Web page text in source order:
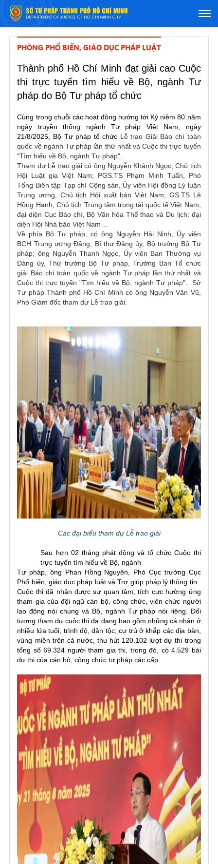
PHÒNG PHỔ BIẾN, GIÁO DỤC PHÁP LUẬT
Thành phố Hồ Chí Minh đạt giải cao Cuộc
thi trực tuyến tìm hiểu về Bộ, ngành Tư
pháp do Bộ Tư pháp tổ chức
Cùng trong chuỗi các hoạt động hướng tới Kỷ niệm 80 năm
ngày truyền thống ngành Tư pháp Việt Nam, ngày
21/8/2025, Bộ Tư pháp tổ chức Lễ trao Giải Báo chí toàn
quốc về ngành Tư pháp lần thứ nhất và Cuộc thi trực tuyến
"Tìm hiểu về Bộ, ngành Tư pháp".
Tham dự Lễ trao giải có ông Nguyễn Khánh Ngọc, Chủ tịch
Hội Luật gia Việt Nam; PGS.TS Phạm Minh Tuấn, Phó
Tổng Biên tập Tạp chí Cộng sản, Ủy viên Hội đồng Lý luận
Trung ương, Chủ tịch Hội xuất bản Việt Nam; GS.TS Lê
Hồng Hạnh, Chủ tịch Trung tâm trọng tài quốc tế Việt Nam;
đại diện Cục Báo chí, Bộ Văn hóa Thể thao và Du lịch; đại
diện Hội Nhà báo Việt Nam…
Về phía Bộ Tư pháp, có ông Nguyễn Hải Ninh, Ủy viên
BCH Trung ương Đảng, Bí thư Đảng ủy, Bộ trưởng Bộ Tư
pháp; ông Nguyễn Thanh Ngọc, Ủy viên Ban Thường vụ
Đảng ủy, Thứ trưởng Bộ Tư pháp, Trưởng Ban Tổ chức
giải Báo chí toàn quốc về ngành Tư pháp lần thứ nhất và
Cuộc thi trực tuyến "Tìm hiểu về Bộ, ngành Tư pháp"…Sở
Tư pháp Thành phố Hồ Chí Minh có ông Nguyễn Văn Vũ,
Phó Giám đốc tham dự Lễ trao giải.
Các đại biểu tham dự Lễ trao giải
Sau hơn 02 tháng phát động và tổ chức Cuộc thi
trực tuyến tìm hiểu về Bộ, ngành
Tư pháp, ông Phan Hồng Nguyên, Phó Cục trưởng Cục
Phổ biến, giáo dục pháp luật và Trợ giúp pháp lý thông tin:
Cuộc thi đã nhận được sự quan tâm, tích cực hưởng ứng
tham gia của đội ngũ cán bộ, công chức, viên chức người
lao động nói chung và Bộ, ngành Tư pháp nói riêng. Đối
tượng tham dự cuộc thi đa dạng bao gồm những cá nhân ở
nhiều lứa tuổi, trình độ, dân tộc; cư trú ở khắp các địa bàn,
vùng miền trên cả nước, thu hút 120.102 lượt dự thi trong
tổng số 69.324 người tham gia thi, trong đó, có 4.529 bài
dự thi của cán bộ, công chức tư pháp các cấp.